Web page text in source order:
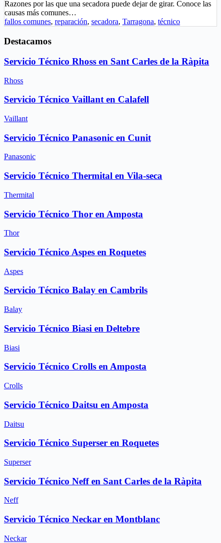
Razones por las que una secadora puede dejar de girar. Conoce las
causas más comunes…
fallos comunes, reparación, secadora, Tarragona, técnico
Destacamos
Servicio Técnico Rhoss en Sant Carles de la Ràpita
Rhoss
Servicio Técnico Vaillant en Calafell
Vaillant
Servicio Técnico Panasonic en Cunit
Panasonic
Servicio Técnico Thermital en Vila-seca
Thermital
Servicio Técnico Thor en Amposta
Thor
Servicio Técnico Aspes en Roquetes
Aspes
Servicio Técnico Balay en Cambrils
Balay
Servicio Técnico Biasi en Deltebre
Biasi
Servicio Técnico Crolls en Amposta
Crolls
Servicio Técnico Daitsu en Amposta
Daitsu
Servicio Técnico Superser en Roquetes
Superser
Servicio Técnico Neff en Sant Carles de la Ràpita
Neff
Servicio Técnico Neckar en Montblanc
Neckar